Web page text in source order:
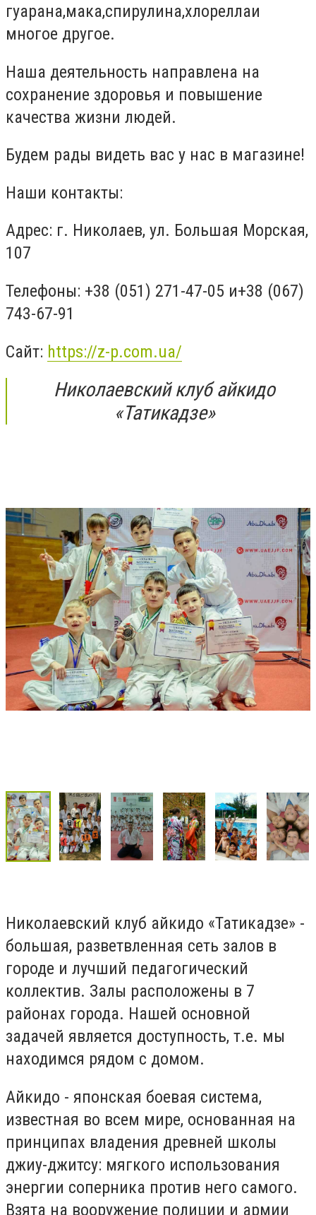
гуарана,мака,спирулина,хлореллаи
многое другое.
Наша деятельность направлена на
сохранение здоровья и повышение
качества жизни людей.
Будем рады видеть вас у нас в магазине!
Наши контакты:
Адрес: г. Николаев, ул. Большая Морская,
107
Телефоны: +38 (051) 271-47-05 и+38 (067)
743-67-91
Сайт: https://z-p.com.ua/
Николаевский клуб айкидо
«Татикадзе»
Николаевский клуб айкидо «Татикадзе» -
большая, разветвленная сеть залов в
городе и лучший педагогический
коллектив. Залы расположены в 7
районах города. Нашей основной
задачей является доступность, т.е. мы
находимся рядом с домом.
Айкидо - японская боевая система,
известная во всем мире, основанная на
принципах владения древней школы
джиу-джитсу: мягкого использования
энергии соперника против него самого.
Взята на вооружение полиции и армии